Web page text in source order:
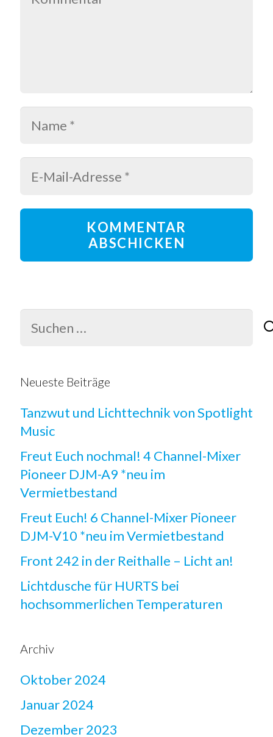
KOMMENTAR
ABSCHICKEN
Suchen
nach:
Neueste Beiträge
Tanzwut und Lichttechnik von Spotlight
Music
Freut Euch nochmal! 4 Channel-Mixer
Pioneer DJM-A9 *neu im
Vermietbestand
Freut Euch! 6 Channel-Mixer Pioneer
DJM-V10 *neu im Vermietbestand
Front 242 in der Reithalle – Licht an!
Lichtdusche für HURTS bei
hochsommerlichen Temperaturen
Archiv
Oktober 2024
Januar 2024
Dezember 2023